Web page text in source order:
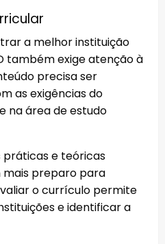
a melhor instituição
também exige atenção à
precisa ser
as exigências do
na área de estudo
práticas e teóricas
preparo para
o currículo permite
e identificar a